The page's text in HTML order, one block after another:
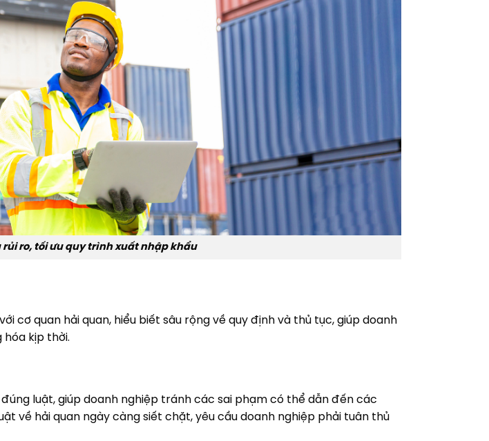
rủi ro, tối ưu quy trình xuất nhập khẩu
cơ quan hải quan, hiểu biết sâu rộng về quy định và thủ tục, giúp doanh
kịp thời.
luật, giúp doanh nghiệp tránh các sai phạm có thể dẫn đến các
về hải quan ngày càng siết chặt, yêu cầu doanh nghiệp phải tuân thủ